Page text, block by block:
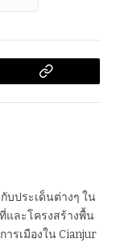
Copy
บประเด็นต่างๆ ใน
และโครงสร้างพื้น
รเมืองใน Cianjur